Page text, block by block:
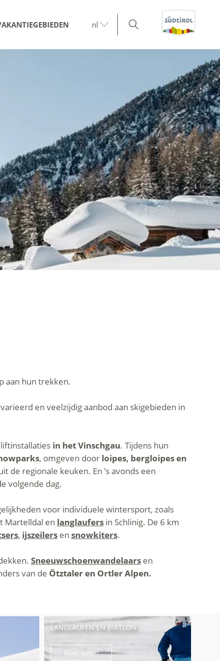
nl
aan hun trekken.
en veelzijdig aanbod aan skigebieden in
in het Vinschgau. Tijdens hun
, omgeven door loipes, bergloipes en
regionale keuken. En ’s avonds een
volgende dag.
voor individuele wintersport, zoals
Martelldal en langlaufers in Schlinig. De 6 km
, ijszeilers en snowkiters.
Sneeuwschoenwandelaars en
van de Ötztaler en Ortler Alpen.
LANGLAUFEN EN BIATLON
Meer weten